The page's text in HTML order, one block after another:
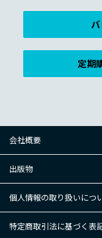
定期
会社概要
出版物
個人情報の取り扱いにつ
特定商取引法に基づく表